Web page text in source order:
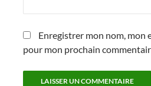
Enregistrer mon nom, mon
pour mon prochain